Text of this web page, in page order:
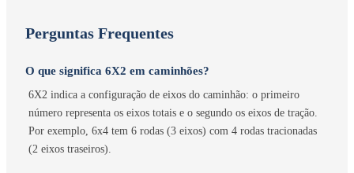
Perguntas Frequentes
O que significa 6X2 em caminhões?
6X2 indica a configuração de eixos do caminhão: o primeiro
número representa os eixos totais e o segundo os eixos de tração.
Por exemplo, 6x4 tem 6 rodas (3 eixos) com 4 rodas tracionadas
(2 eixos traseiros).